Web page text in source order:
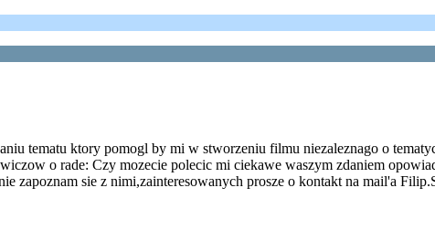
tematu ktory pomogl by mi w stworzeniu filmu niezaleznago o
o rade: Czy mozecie polecic mi ciekawe waszym zdaniem
zapoznam sie z nimi,zainteresowanych prosze o kontakt na mail'a